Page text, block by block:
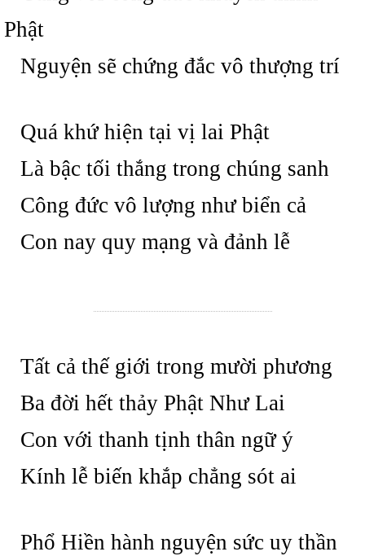
Phật
Nguyện sẽ chứng đắc vô thượng trí
Quá khứ hiện tại vị lai Phật
Là bậc tối thắng trong chúng sanh
Công đức vô lượng như biển cả
Con nay quy mạng và đảnh lễ
Tất cả thế giới trong mười phương
Ba đời hết thảy Phật Như Lai
Con với thanh tịnh thân ngữ ý
Kính lễ biến khắp chẳng sót ai
Phổ Hiền hành nguyện sức uy thần